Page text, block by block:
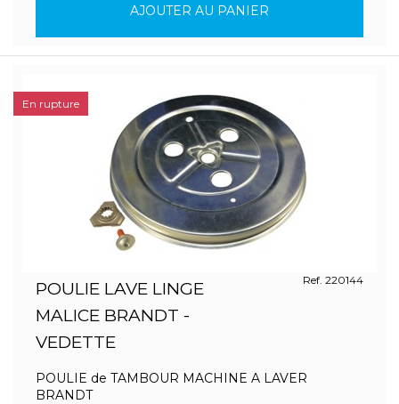
AJOUTER AU PANIER
POULIE LAVE LINGE
MALICE BRANDT -
VEDETTE
Ref. 220144
POULIE de TAMBOUR MACHINE A LAVER
BRANDT
En rupture